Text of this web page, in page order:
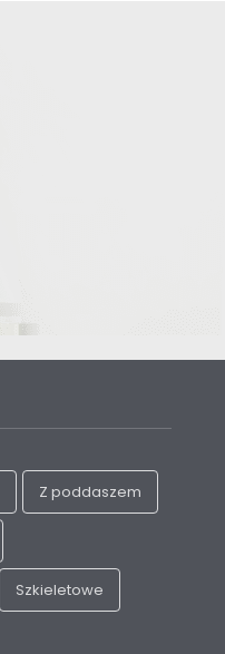
Z poddaszem
Szkieletowe